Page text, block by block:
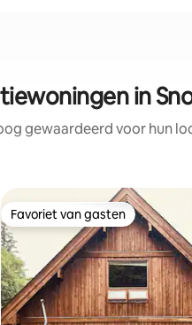
in
gewaardeerd voor hun
Favoriet van gasten
Favoriet van gasten